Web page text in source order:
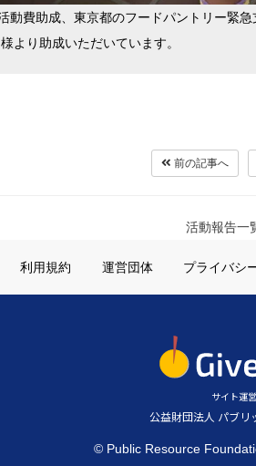
動費助成、東京都のフードパントリー緊
より助成いただいています。
前の記事へ
活動報告一
利用規約 運営団体 プライバシ
サイト運
公益財団法人 パブリ
© Public Resource